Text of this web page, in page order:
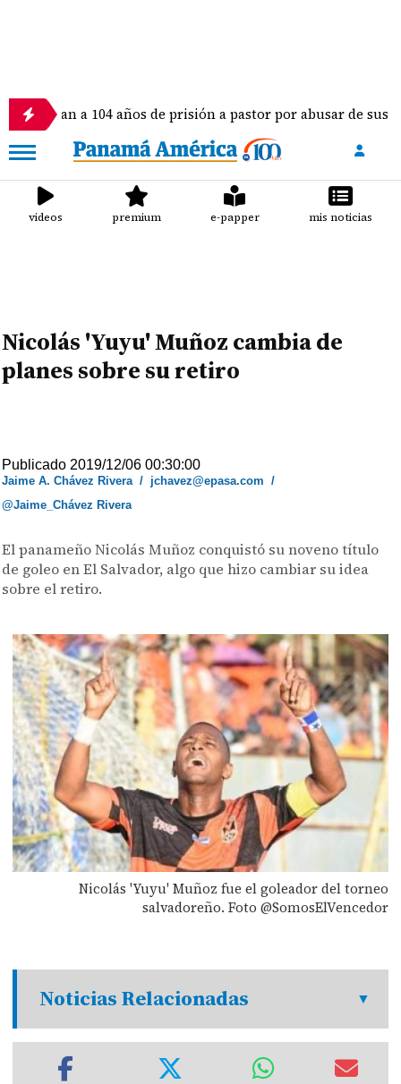
a 104 años de prisión a pastor por abusar de sus
videos premium e-papper mis noticias
Nicolás 'Yuyu' Muñoz cambia de
planes sobre su retiro
Publicado 2019/12/06 00:30:00
Jaime A. Chávez Rivera/ jchavez@epasa.com /
@Jaime_Chávez Rivera
El panameño Nicolás Muñoz conquistó su noveno título
de goleo en El Salvador, algo que hizo cambiar su idea
sobre el retiro.
Nicolás 'Yuyu' Muñoz fue el goleador del torneo
salvadoreño. Foto @SomosElVencedor
Noticias Relacionadas